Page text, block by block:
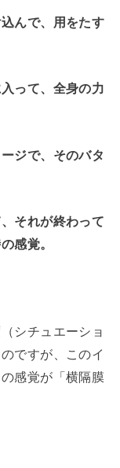
んで、用をたす
って、全身の力
ジで、そのバタ
それが終わって
感覚。
シチュエーショ
ですが、このイ
感覚が「横隔膜